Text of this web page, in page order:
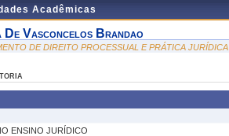
Acadêmicas
De Vasconcelos Brandao
DE DIREITO PROCESSUAL E PRÁTICA JURÍDICA
ENSINO JURÍDICO